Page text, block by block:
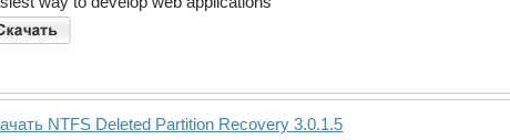
NTFS Deleted Partition Recovery 3.0.1.5